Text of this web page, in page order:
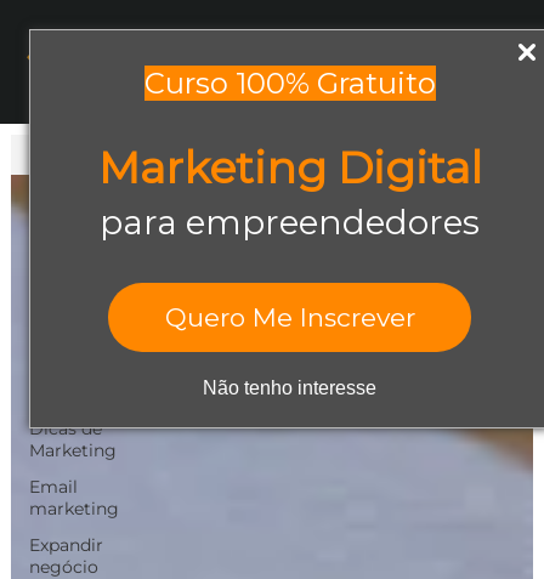
Curso 100% Gratuito
Marketing Digital
para empreendedores
Quero Me Inscrever
Não tenho interesse
Abrir negócio
Design Gráfico
Dicas de
Marketing
Email
marketing
Expandir
negócio
Todos os posts